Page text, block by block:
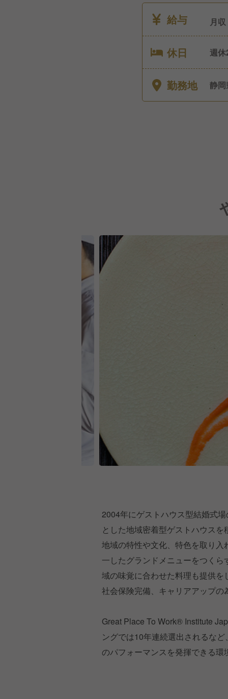
給与
月収
休日
週
経
前･
勤務地 静
2004年にゲストハウス型結婚式
とした地域密着型ゲストハウス
地域の特性や文化、特色を取り
一したグランドメニューをつく
域の味覚に合わせた料理も提供
社会保険完備、キャリアアップ
Great Place To Work® Institute
ングでは10年連続選出されるな
のパフォーマンスを発揮できる